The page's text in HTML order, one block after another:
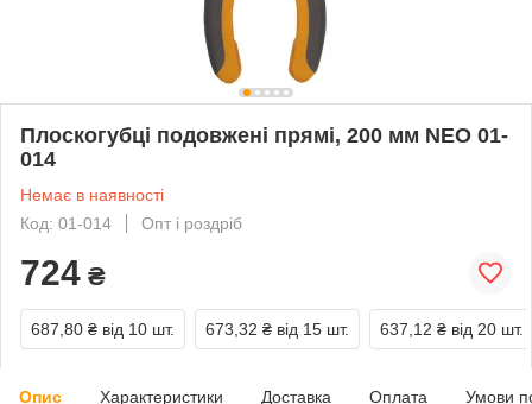
Плоскогубці подовжені прямі, 200 мм NEO 01-
014
Немає в наявності
Код: 01-014
Опт і роздріб
724 ₴
687,80 ₴ від 10 шт. 673,32 ₴ від 15 шт. 637,12 ₴ від 20 шт.
Опис Характеристики Доставка Оплата Умови